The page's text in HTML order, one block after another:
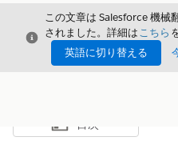
閉じる
この文章は Salesforce 機械
されました。詳細はこちら
英語に切り替える
目次を表示
目次